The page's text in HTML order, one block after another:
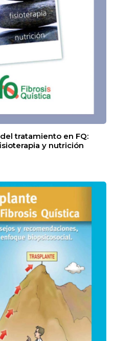
tratamiento en FQ:
y nutrición